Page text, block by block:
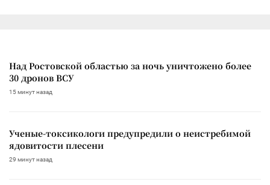
Над Ростовской областью за ночь уничтожено более
30 дронов ВСУ
15 минут назад
Ученые-токсикологи предупредили о неистребимой
ядовитости плесени
29 минут назад